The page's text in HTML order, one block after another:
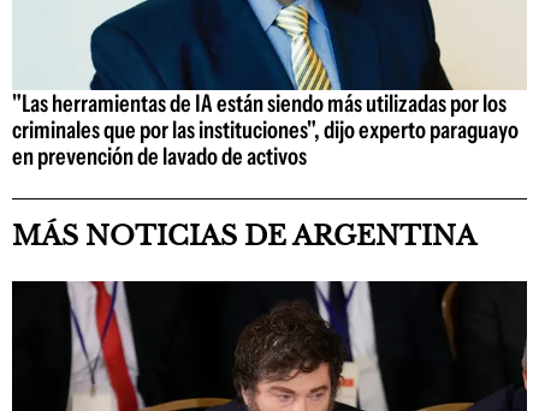
"Las herramientas de IA están siendo más utilizadas por los
criminales que por las instituciones", dijo experto paraguayo
en prevención de lavado de activos
MÁS NOTICIAS DE ARGENTINA